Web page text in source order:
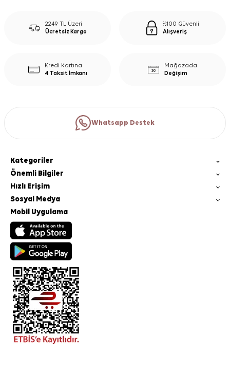
2249 TL Üzeri
Ücretsiz Kargo
%100 Güvenli
Alışveriş
Kredi Kartına
4 Taksit İmkanı
Mağazada
Değişim
Whatsapp Destek
Kategoriler
Önemli Bilgiler
Hızlı Erişim
Sosyal Medya
Mobil Uygulama